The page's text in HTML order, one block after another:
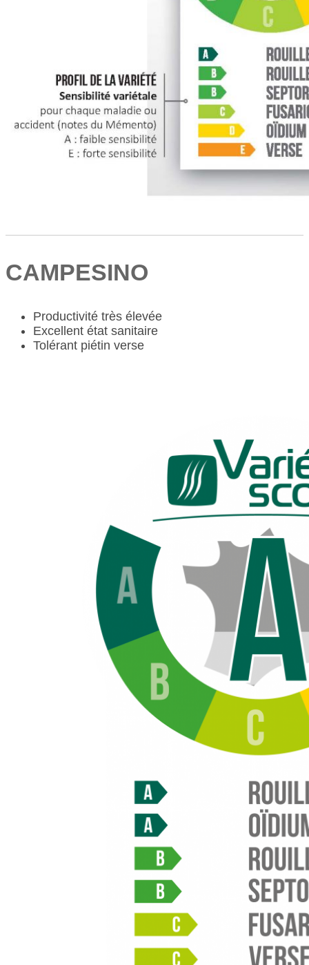
CAMPESINO
Productivité très élevée
Excellent état sanitaire
Tolérant piétin verse